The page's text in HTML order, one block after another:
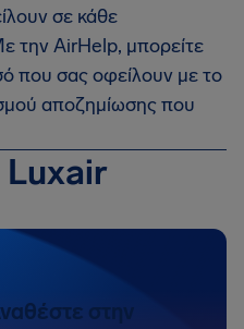
σε κάθε
την AirHelp, μπορείτε
που σας οφείλουν με το
αποζημίωσης που
Luxair
στην